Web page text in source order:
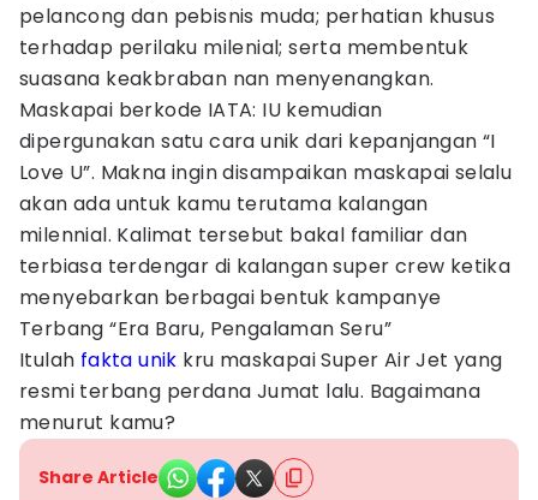
pelancong dan pebisnis muda; perhatian khusus
terhadap perilaku milenial; serta membentuk
suasana keakbraban nan menyenangkan.
Maskapai berkode IATA: IU kemudian
dipergunakan satu cara unik dari kepanjangan “I
Love U”. Makna ingin disampaikan maskapai selalu
akan ada untuk kamu terutama kalangan
milennial. Kalimat tersebut bakal familiar dan
terbiasa terdengar di kalangan super crew ketika
menyebarkan berbagai bentuk kampanye
Terbang “Era Baru, Pengalaman Seru”
Itulah fakta unik kru maskapai Super Air Jet yang
resmi terbang perdana Jumat lalu. Bagaimana
menurut kamu?
Share Article